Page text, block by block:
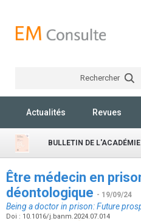
Rechercher
Actualités Revues
BULLETIN DE
Être médecin en
déontologique - 19/09/24
Being a doctor in prison: Future
Doi : 10.1016/j.banm.2024.07.014